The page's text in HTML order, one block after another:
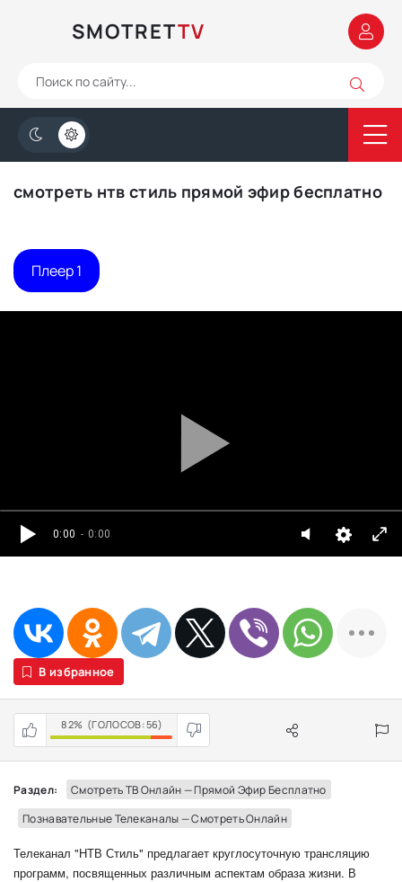
SMOTRETTV
смотреть нтв стиль прямой эфир бесплатно
Плеер 1
0:00 - 0:00
В избранное
82% (ГОЛОСОВ:56)
Раздел:
Смотреть ТВ Онлайн — Прямой Эфир Бесплатно
Познавательные Телеканалы — Смотреть Онлайн
Телеканал "НТВ Стиль" предлагает круглосуточную трансляцию
программ, посвященных различным аспектам образа жизни. В